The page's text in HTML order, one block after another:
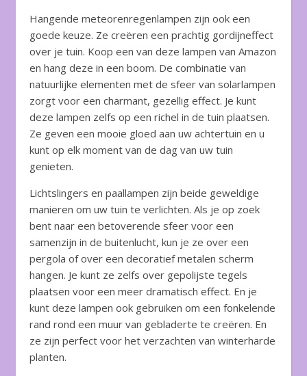
Hangende meteorenregenlampen zijn ook een
goede keuze. Ze creëren een prachtig gordijneffect
over je tuin. Koop een van deze lampen van Amazon
en hang deze in een boom. De combinatie van
natuurlijke elementen met de sfeer van solarlampen
zorgt voor een charmant, gezellig effect. Je kunt
deze lampen zelfs op een richel in de tuin plaatsen.
Ze geven een mooie gloed aan uw achtertuin en u
kunt op elk moment van de dag van uw tuin
genieten.
Lichtslingers en paallampen zijn beide geweldige
manieren om uw tuin te verlichten. Als je op zoek
bent naar een betoverende sfeer voor een
samenzijn in de buitenlucht, kun je ze over een
pergola of over een decoratief metalen scherm
hangen. Je kunt ze zelfs over gepolijste tegels
plaatsen voor een meer dramatisch effect. En je
kunt deze lampen ook gebruiken om een ​​fonkelende
rand rond een muur van gebladerte te creëren. En
ze zijn perfect voor het verzachten van winterharde
planten.